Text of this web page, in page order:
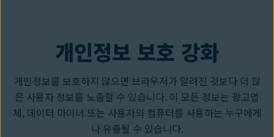
개인정보 보호 강화
개인정보를 보호하지 않으면 브라우저가 알려진 것보다 더 많
은 사용자 정보를 노출할 수 있습니다. 이 모든 정보는 광고업
체, 데이터 마이너 또는 사용자의 컴퓨터를 사용하는 누구에게
나 유출될 수 있습니다.